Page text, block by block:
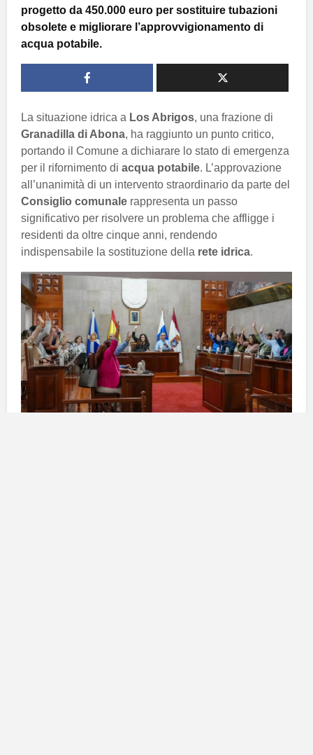
progetto da 450.000 euro per sostituire tubazioni
obsolete e migliorare l’approvvigionamento di
acqua potabile.
La situazione idrica a Los Abrigos, una frazione di
Granadilla di Abona, ha raggiunto un punto critico,
portando il Comune a dichiarare lo stato di emergenza
per il rifornimento di acqua potabile. L’approvazione
all’unanimità di un intervento straordinario da parte del
Consiglio comunale rappresenta un passo
significativo per risolvere un problema che affligge i
residenti da oltre cinque anni, rendendo
indispensabile la sostituzione della rete idrica.